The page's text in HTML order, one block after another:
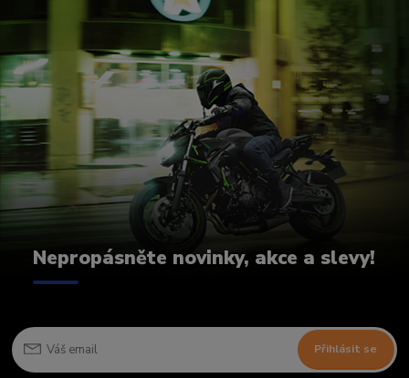
Nepropásněte novinky, akce a slevy!
Přihlásit se